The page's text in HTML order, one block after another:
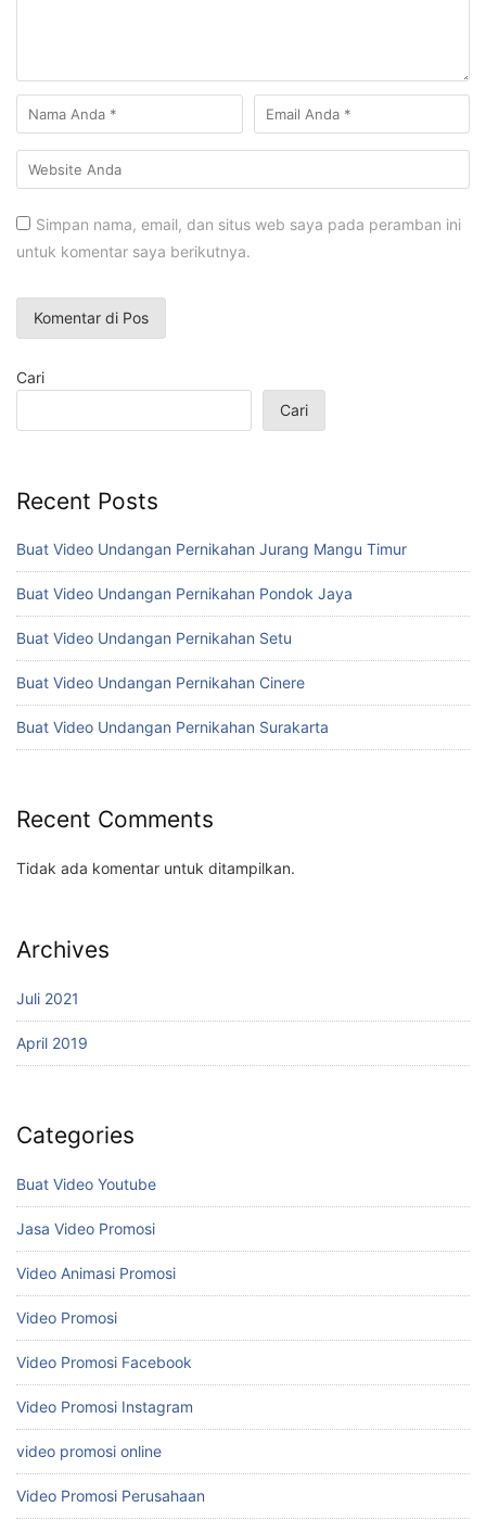
Simpan nama, email, dan situs web saya pada peramban ini
untuk komentar saya berikutnya.
Cari
Cari
Recent Posts
Buat Video Undangan Pernikahan Jurang Mangu Timur
Buat Video Undangan Pernikahan Pondok Jaya
Buat Video Undangan Pernikahan Setu
Buat Video Undangan Pernikahan Cinere
Buat Video Undangan Pernikahan Surakarta
Recent Comments
Tidak ada komentar untuk ditampilkan.
Archives
Juli 2021
April 2019
Categories
Buat Video Youtube
Jasa Video Promosi
Video Animasi Promosi
Video Promosi
Video Promosi Facebook
Video Promosi Instagram
video promosi online
Video Promosi Perusahaan